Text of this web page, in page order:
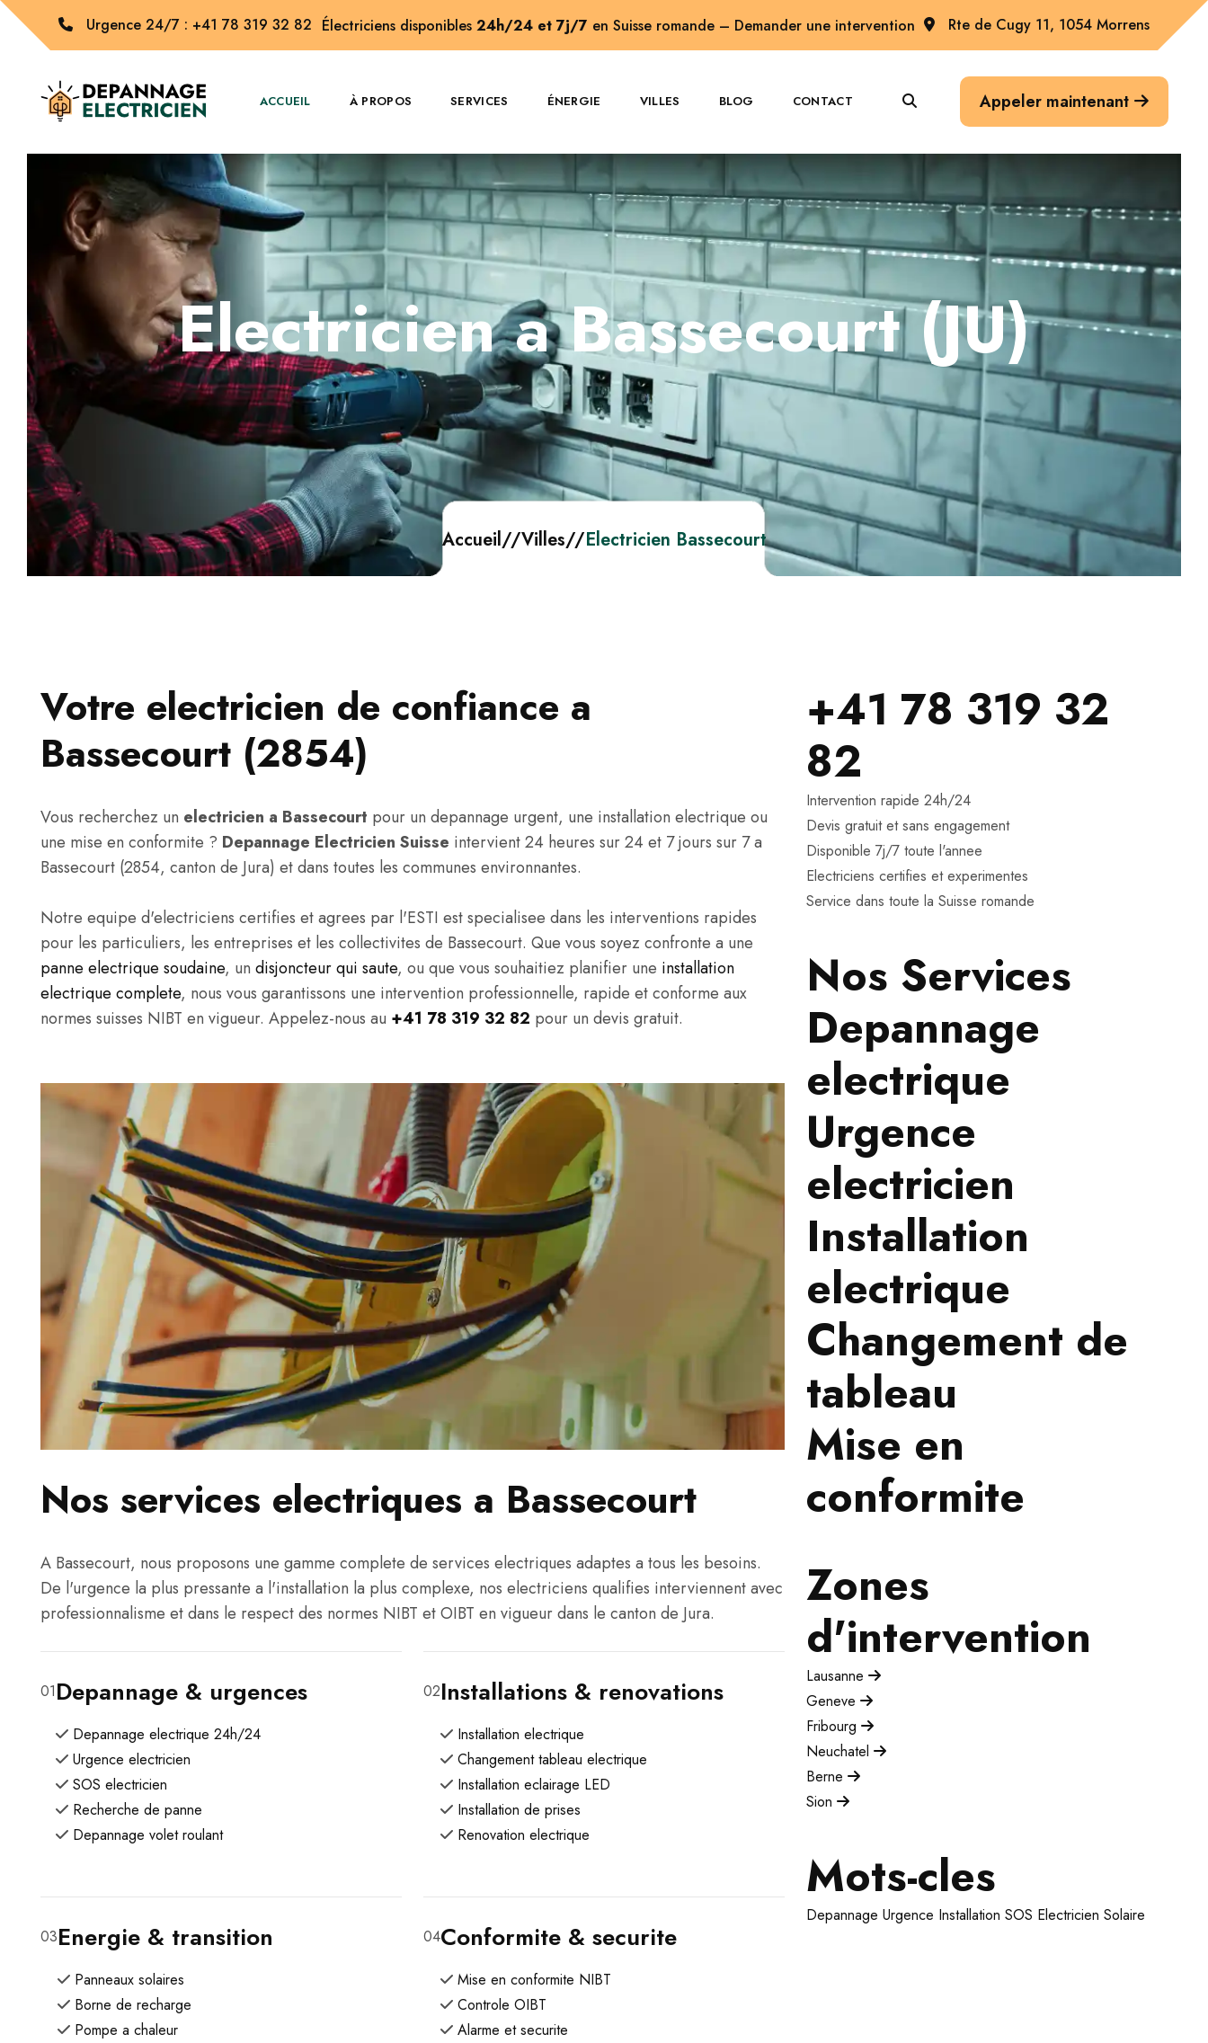
Urgence 24/7 : +41 78 319 32 82 Électriciens disponibles 24h/24 et 7j/7 en Suisse romande – Demander une intervention Rte de Cugy 11, 1054 Morrens
ACCUEIL À PROPOS SERVICES ÉNERGIE VILLES BLOG CONTACT Appeler maintenant
Electricien a Bassecourt (JU)
Accueil//Villes//Electricien Bassecourt
Votre electricien de confiance a
Bassecourt (2854)
Vous recherchez un electricien a Bassecourt pour un depannage urgent, une installation electrique ou
une mise en conformite ? Depannage Electricien Suisse intervient 24 heures sur 24 et 7 jours sur 7 a
Bassecourt (2854, canton de Jura) et dans toutes les communes environnantes.
Notre equipe d'electriciens certifies et agrees par l'ESTI est specialisee dans les interventions rapides
pour les particuliers, les entreprises et les collectivites de Bassecourt. Que vous soyez confronte a une
panne electrique soudaine, un disjoncteur qui saute, ou que vous souhaitiez planifier une installation
electrique complete, nous vous garantissons une intervention professionnelle, rapide et conforme aux
normes suisses NIBT en vigueur. Appelez-nous au +41 78 319 32 82 pour un devis gratuit.
Nos services electriques a Bassecourt
A Bassecourt, nous proposons une gamme complete de services electriques adaptes a tous les besoins.
De l'urgence la plus pressante a l'installation la plus complexe, nos electriciens qualifies interviennent avec
professionnalisme et dans le respect des normes NIBT et OIBT en vigueur dans le canton de Jura.
01Depannage & urgences
Depannage electrique 24h/24
Urgence electricien
SOS electricien
Recherche de panne
Depannage volet roulant
02Installations & renovations
Installation electrique
Changement tableau electrique
Installation eclairage LED
Installation de prises
Renovation electrique
03Energie & transition
Panneaux solaires
Borne de recharge
Pompe a chaleur
04Conformite & securite
Mise en conformite NIBT
Controle OIBT
Alarme et securite
+41 78 319 32
82
Intervention rapide 24h/24
Devis gratuit et sans engagement
Disponible 7j/7 toute l'annee
Electriciens certifies et experimentes
Service dans toute la Suisse romande
Nos Services
Depannage
electrique
Urgence
electricien
Installation
electrique
Changement de
tableau
Mise en
conformite
Zones
d'intervention
Lausanne
Geneve
Fribourg
Neuchatel
Berne
Sion
Mots-cles
Depannage Urgence Installation SOS Electricien Solaire